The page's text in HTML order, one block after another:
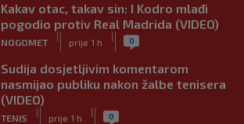
Kakav otac, takav sin: I Kodro mlađi
pogodio protiv Real Madrida (VIDEO)
NOGOMET
|
prije 1 h
| 0
Sudija dosjetljivim komentarom
nasmijao publiku nakon žalbe tenisera
(VIDEO)
TENIS
|
prije 1 h
| 0